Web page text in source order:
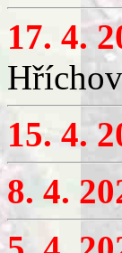
17. 4.
15. 4.
8. 4.